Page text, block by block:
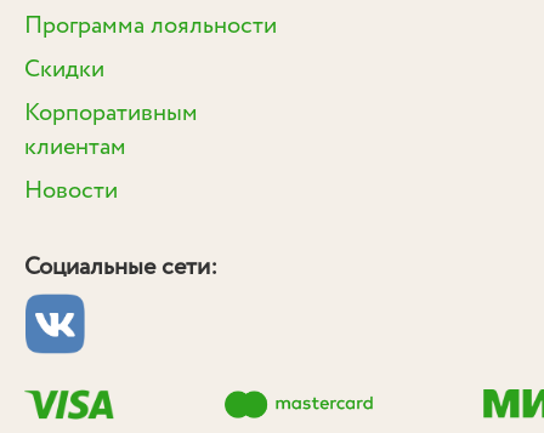
Программа лояльности
Скидки
Корпоративным
клиентам
Новости
Социальные сети: